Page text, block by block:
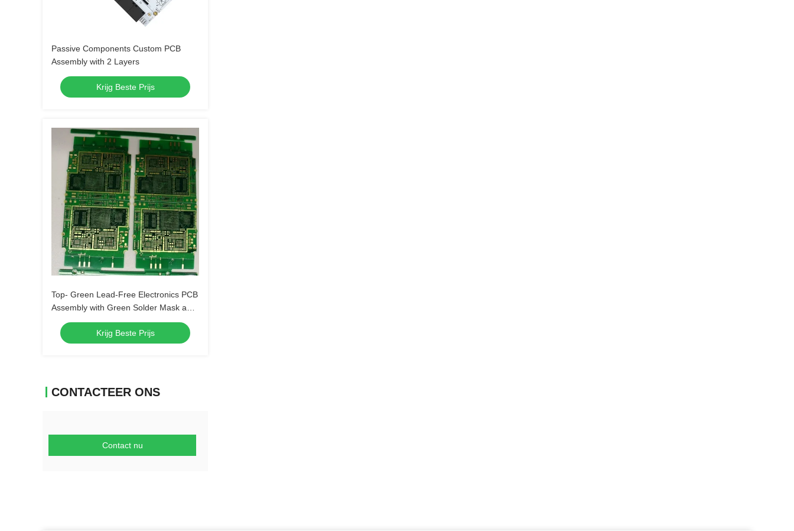
Passive Components Custom PCB
Assembly with 2 Layers
Krijg Beste Prijs
Top- Green Lead-Free Electronics PCB
Assembly with Green Solder Mask and
Biggest Panel Size 610mm*508mm
Krijg Beste Prijs
CONTACTEER ONS
Contact nu